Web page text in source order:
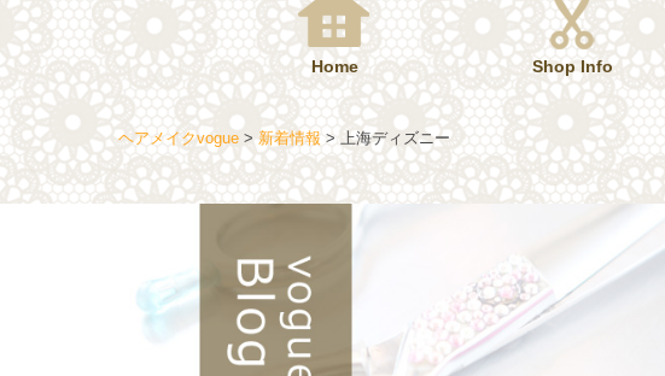
Home Shop Info
ヘアメイクvogue>新着情報 > 上海ディズニー